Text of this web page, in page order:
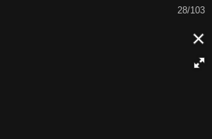
28/103